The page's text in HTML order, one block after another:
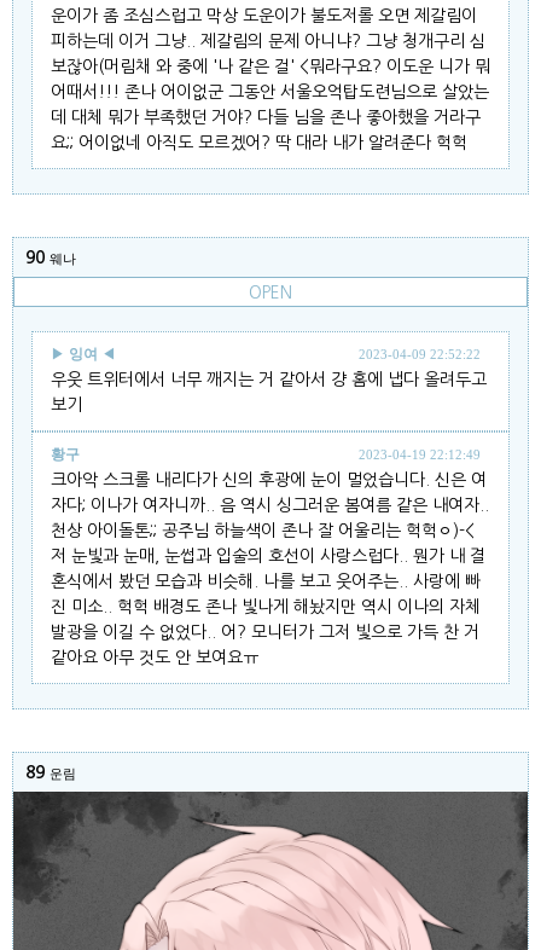
운이가 좀 조심스럽고 막상 도운이가 불도저롤 오면 제갈림이
피하는데 이거 그냥.. 제갈림의 문제 아니냐? 그냥 청개구리 심
보잖아(머림채 와 중에 '나 같은 걸' <뭐라구요? 이도운 니가 뭐
어때서!!! 존나 어이없군 그동안 서울오억탑도련님으로 살았는
데 대체 뭐가 부족했던 거야? 다들 님을 존나 좋아했을 거라구
요;; 어이없네 아직도 모르겠어? 딱 대라 내가 알려준다 헉헉
90 웨나
OPEN
▶ 잉여 ◀ 2023-04-09 22:52:22
우웃 트위터에서 너무 깨지는 거 같아서 걍 홈에 냅다 올려두고
보기
황구 2023-04-19 22:12:49
크아악 스크롤 내리다가 신의 후광에 눈이 멀었습니다. 신은 여
자다; 이나가 여자니까.. 음 역시 싱그러운 봄여름 같은 내여자..
천상 아이돌톤;; 공주님 하늘색이 존나 잘 어울리는 헉헉ㅇ)-<
저 눈빛과 눈매, 눈썹과 입술의 호선이 사랑스럽다.. 뭔가 내 결
혼식에서 봤던 모습과 비슷해. 나를 보고 웃어주는.. 사랑에 빠
진 미소.. 헉헉 배경도 존나 빛나게 해놨지만 역시 이나의 자체
발광을 이길 수 없었다.. 어? 모니터가 그저 빛으로 가득 찬 거
같아요 아무 것도 안 보여요ㅠ
89 운림